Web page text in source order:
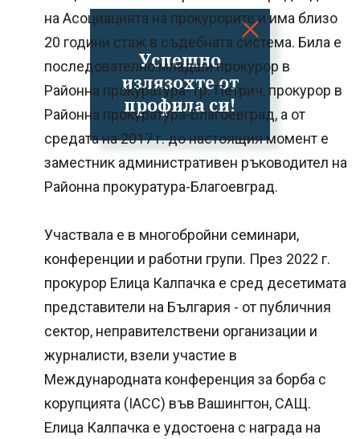
Успешно
излязохте от
профила си!
на Асоциацията на прокурорите и има близо
20 години стаж в съдебната система. Била е
последователно младши прокурор в
Районна прокуратура- гр. Петрич, прокурор в
Районна прокуратура-Благоевград, а от
средата на 2017 г. до настоящия момент е
заместник административен ръководител на
Районна прокуратура-Благоевград.
Участвала е в многобройни семинари,
конференции и работни групи. През 2022 г.
прокурор Елица Калпачка е сред десетимата
представители на България - от публичния
сектор, неправителствени организации и
журналисти, взели участие в
Международната конференция за борба с
корупцията (IАСС) във Вашингтон, САЩ.
Елица Калпачка е удостоена с награда на